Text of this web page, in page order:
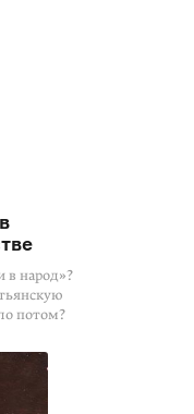
в народ»?
потом?